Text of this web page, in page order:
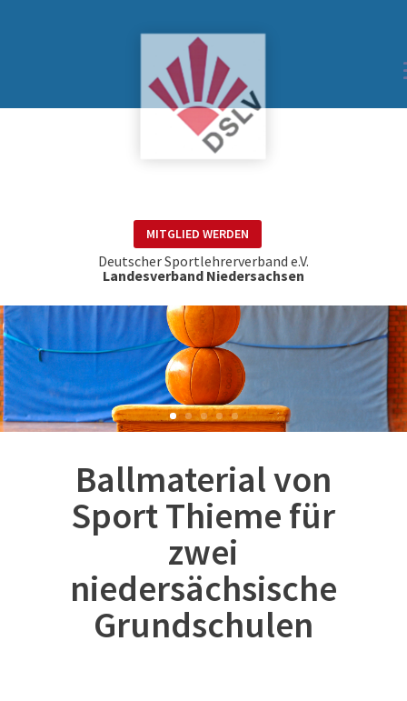
MITGLIED WERDEN
Deutscher Sportlehrerverband e.V.
Landesverband Niedersachsen
Ballmaterial von
Sport Thieme für
zwei
niedersächsische
Grundschulen